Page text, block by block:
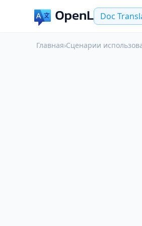
Doc
Главная›Сценарии